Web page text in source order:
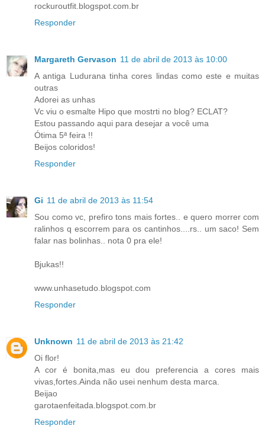
rockuroutfit.blogspot.com.br
Responder
Margareth Gervason 11 de abril de 2013 às 10:00
A antiga Ludurana tinha cores lindas como este e muitas
outras
Adorei as unhas
Vc viu o esmalte Hipo que mostrti no blog? ECLAT?
Estou passando aqui para desejar a você uma
Ótima 5ª feira !!
Beijos coloridos!
Responder
Gi 11 de abril de 2013 às 11:54
Sou como vc, prefiro tons mais fortes.. e quero morrer com
ralinhos q escorrem para os cantinhos....rs.. um saco! Sem
falar nas bolinhas.. nota 0 pra ele!
Bjukas!!
www.unhasetudo.blogspot.com
Responder
Unknown 11 de abril de 2013 às 21:42
Oi flor!
A cor é bonita,mas eu dou preferencia a cores mais
vivas,fortes.Ainda não usei nenhum desta marca.
Beijao
garotaenfeitada.blogspot.com.br
Responder